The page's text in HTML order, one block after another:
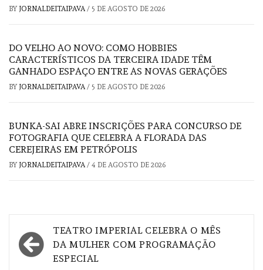
BY JORNALDEITAIPAVA/ 5 DE AGOSTO DE 2026
DO VELHO AO NOVO: COMO HOBBIES
CARACTERÍSTICOS DA TERCEIRA IDADE TÊM
GANHADO ESPAÇO ENTRE AS NOVAS GERAÇÕES
BY JORNALDEITAIPAVA/ 5 DE AGOSTO DE 2026
BUNKA-SAI ABRE INSCRIÇÕES PARA CONCURSO DE
FOTOGRAFIA QUE CELEBRA A FLORADA DAS
CEREJEIRAS EM PETRÓPOLIS
BY JORNALDEITAIPAVA/ 4 DE AGOSTO DE 2026
Navegação
de
TEATRO IMPERIAL CELEBRA O MÊS
DA MULHER COM PROGRAMAÇÃO
ESPECIAL